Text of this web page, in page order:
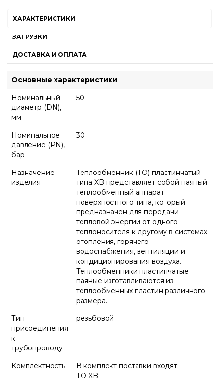
ХАРАКТЕРИСТИКИ
ЗАГРУЗКИ
ДОСТАВКА И ОПЛАТА
Основные характеристики
Номинальный
диаметр (DN),
мм
50
Номинальное
давление (PN),
бар
30
Назначение
изделия
Теплообменник (ТО) пластинчатый
типа XB представляет собой паяный
теплообменный аппарат
поверхностного типа, который
предназначен для передачи
тепловой энергии от одного
теплоносителя к другому в системах
отопления, горячего
водоснабжения, вентиляции и
кондиционирования воздуха.
Теплообменники пластинчатые
паяные изготавливаются из
теплообменных пластин различного
размера.
Тип
присоединения
к
трубопроводу
резьбовой
Комплектность
В комплект поставки входят:
ТО XB;